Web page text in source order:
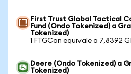
First Trust Global Tactical
Fund (Ondo Tokenized) a
Tokenized)
1 FTGCon equivale a 7,8392
Deere (Ondo Tokenized) a
Tokenized)